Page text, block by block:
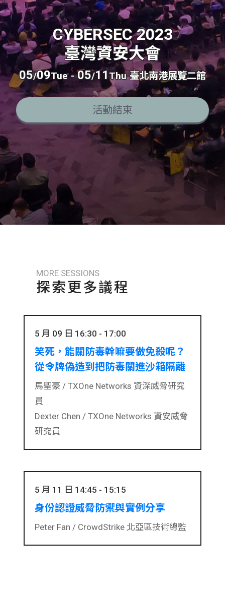
CYBERSEC 2023
臺灣資安大會
05/09Tue -05/11Thu 臺北南港展覽二館
活動結束
MORE SESSIONS
探索更多議程
5 月 09 日 16:30 - 17:00
笑死，能關防毒幹嘛要做免殺呢？
從令牌偽造到把防毒關進沙箱隔離
馬聖豪 / TXOne Networks 資深威脅研究
員
Dexter Chen / TXOne Networks 資安威脅
研究員
5 月 11 日 14:45 - 15:15
身份認證威脅防禦與實例分享
Peter Fan / CrowdStrike 北亞區技術總監